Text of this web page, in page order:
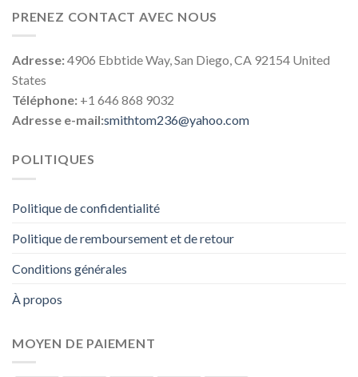
PRENEZ CONTACT AVEC NOUS
Adresse:4906 Ebbtide Way, San Diego, CA 92154 United
States
Téléphone: +1 646 868 9032
Adresse e-mail:smithtom236@yahoo.com
POLITIQUES
Politique de confidentialité
Politique de remboursement et de retour
Conditions générales
À propos
MOYEN DE PAIEMENT